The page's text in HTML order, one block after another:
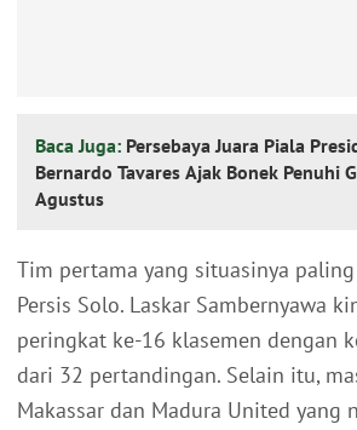
Baca Juga: Persebaya Juara Piala
Bernardo Tavares Ajak Bonek Penuhi
Agustus
Tim pertama yang situasinya
Persis Solo. Laskar Sambernyawa
peringkat ke-16 klasemen dengan
dari 32 pertandingan. Selain itu,
Makassar dan Madura United yang